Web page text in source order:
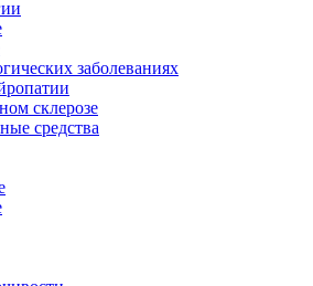
заболеваниях
склерозе
средства